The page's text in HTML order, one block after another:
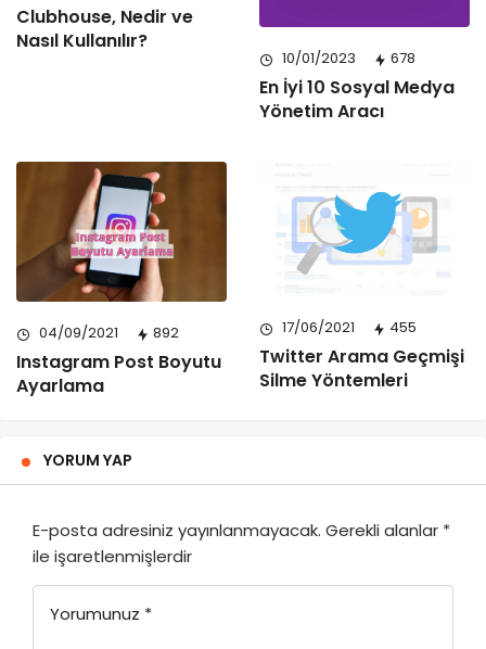
Clubhouse, Nedir ve
Nasıl Kullanılır?
10/01/2023 678
En İyi 10 Sosyal Medya
Yönetim Aracı
04/09/2021 892
Instagram Post Boyutu
Ayarlama
17/06/2021 455
Twitter Arama Geçmişi
Silme Yöntemleri
YORUM YAP
E-posta adresiniz yayınlanmayacak. Gerekli alanlar *
ile işaretlenmişlerdir
Yorumunuz *